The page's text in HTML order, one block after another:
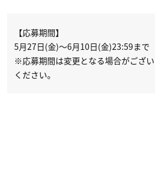
【応募期間】
5月27日(金)～6月10日(金)23:59まで
※応募期間は変更となる場合がござ
ください。